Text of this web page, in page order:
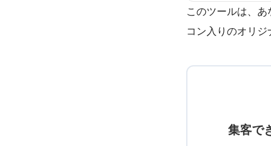
このツールは、
コン入りのオリジ
集客で